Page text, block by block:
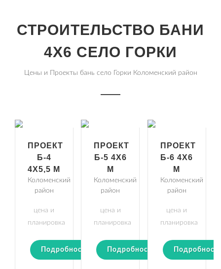
СТРОИТЕЛЬСТВО БАНИ
4Х6 СЕЛО ГОРКИ
Цены и Проекты бань село Горки Коломенский район
ПРОЕКТ
Б-4
4Х5,5 М
Коломенский
район
цена и
планировка
Подробности
ПРОЕКТ
Б-5 4Х6
М
Коломенский
район
цена и
планировка
Подробности
ПРОЕКТ
Б-6 4Х6
М
Коломенский
район
цена и
планировка